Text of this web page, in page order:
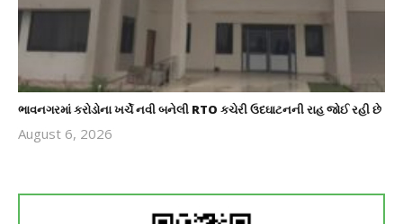
ભાવનગરમાં કરોડોના ખર્ચે નવી બનેલી RTO કચેરી ઉદઘાટનની રાહ જોઈ રહી છે
August 6, 2026